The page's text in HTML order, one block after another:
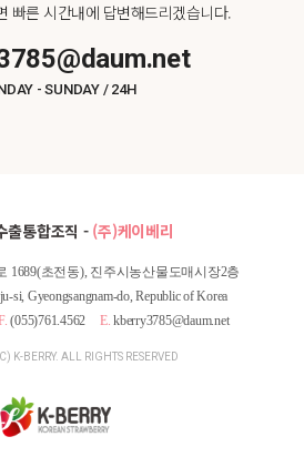
빠른 시간내에 답변해드리겠습니다.
- SUNDAY / 24H
출통합조직 - (주)케이베리
1689(초전동), 진주시농산물도매시장2층
si, Gyeongsangnam-do, Republic of Korea
(055)761.4562 E. kberry3785@daum.net
K-BERRY. ALL RIGHTS RESERVED